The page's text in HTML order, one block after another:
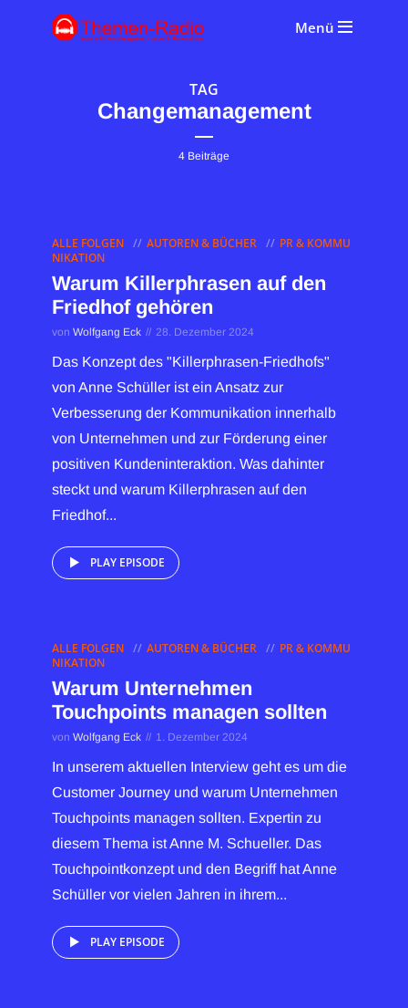
Menü
TAG
Changemanagement
4 Beiträge
ALLE FOLGEN AUTOREN & BÜCHER
PR & KOMMU
NIKATION
Warum Killerphrasen auf den
Friedhof gehören
von Wolfgang Eck 28. Dezember 2024
Das Konzept des "Killerphrasen-Friedhofs"
von Anne Schüller ist ein Ansatz zur
Verbesserung der Kommunikation innerhalb
von Unternehmen und zur Förderung einer
positiven Kundeninteraktion. Was dahinter
steckt und warum Killerphrasen auf den
Friedhof...
PLAY EPISODE
ALLE FOLGEN AUTOREN & BÜCHER
PR & KOMMU
NIKATION
Warum Unternehmen
Touchpoints managen sollten
von Wolfgang Eck 1. Dezember 2024
In unserem aktuellen Interview geht es um die
Customer Journey und warum Unternehmen
Touchpoints managen sollten. Expertin zu
diesem Thema ist Anne M. Schueller. Das
Touchpointkonzept und den Begriff hat Anne
Schüller vor vielen Jahren in ihrem...
PLAY EPISODE